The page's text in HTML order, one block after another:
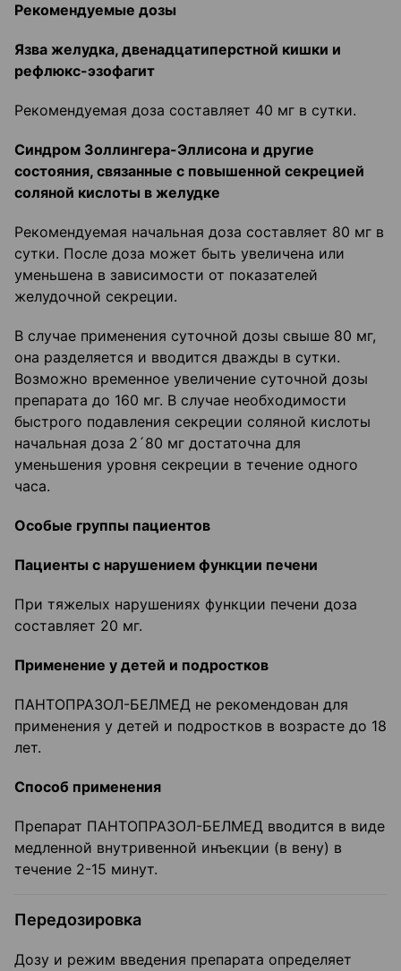
Рекомендуемые дозы
Язва желудка, двенадцатиперстной кишки и
рефлюкс-эзофагит
Рекомендуемая доза составляет 40 мг в сутки.
Синдром Золлингера-Эллисона и другие
состояния, связанные с повышенной секрецией
соляной кислоты в желудке
Рекомендуемая начальная доза составляет 80 мг в
сутки. После доза может быть увеличена или
уменьшена в зависимости от показателей
желудочной секреции.
В случае применения суточной дозы свыше 80 мг,
она разделяется и вводится дважды в сутки.
Возможно временное увеличение суточной дозы
препарата до 160 мг. В случае необходимости
быстрого подавления секреции соляной кислоты
начальная доза 2´80 мг достаточна для
уменьшения уровня секреции в течение одного
часа.
Особые группы пациентов
Пациенты с нарушением функции печени
При тяжелых нарушениях функции печени доза
составляет 20 мг.
Применение у детей и подростков
ПАНТОПРАЗОЛ-БЕЛМЕД не рекомендован для
применения у детей и подростков в возрасте до 18
лет.
Способ применения
Препарат ПАНТОПРАЗОЛ-БЕЛМЕД вводится в виде
медленной внутривенной инъекции (в вену) в
течение 2-15 минут.
Передозировка
Дозу и режим введения препарата определяет